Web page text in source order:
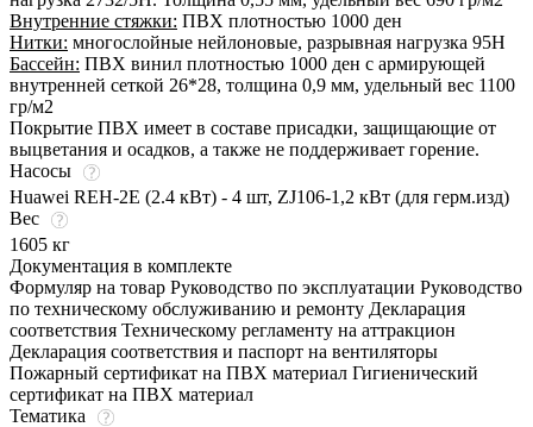
Внутренние стяжки: ПВХ плотностью 1000 ден
Нитки: многослойные нейлоновые, разрывная нагрузка 95Н
Бассейн: ПВХ винил плотностью 1000 ден с армирующей
внутренней сеткой 26*28, толщина 0,9 мм, удельный вес 1100
гр/м2
Покрытие ПВХ имеет в составе присадки, защищающие от
выцветания и осадков, а также не поддерживает горение.
Насосы
Huawei REH-2E (2.4 кВт) - 4 шт, ZJ106-1,2 кВт (для герм.изд)
Вес
1605 кг
Документация в комплекте
Формуляр на товар Руководство по эксплуатации Руководство
по техническому обслуживанию и ремонту Декларация
соответствия Техническому регламенту на аттракцион
Декларация соответствия и паспорт на вентиляторы
Пожарный сертификат на ПВХ материал Гигиенический
сертификат на ПВХ материал
Тематика